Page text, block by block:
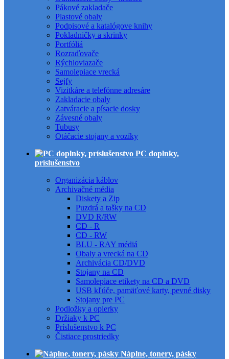
Pákové zakladače
Plastové obaly
Podpisové a katalógove knihy
Pokladničky a skrinky
Portfóliá
Rozraďovače
Rýchloviazače
Samolepiace vrecká
Sejfy
Vizitkáre a telefónne adresáre
Zakladacie obaly
Zatváracie a písacie dosky
Závesné obaly
Tubusy
Otáčacie stojany a vozíky
PC doplnky,
príslušenstvo
Organizácia káblov
Archivačné média
Diskety a Zip
Puzdrá a tašky na CD
DVD R/RW
CD - R
CD - RW
BLU - RAY médiá
Obaly a vrecká na CD
Archivácia CD/DVD
Stojany na CD
Samolepiace etikety na CD a DVD
USB kľúče, pamäťové karty, pevné disky
Stojany pre PC
Podložky a opierky
Držiaky k PC
Príslušenstvo k PC
Čistiace prostriedky
Náplne, tonery, pásky